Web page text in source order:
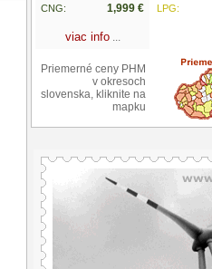
CNG: 1,999 €
viac info...
LPG:
Priemerné ceny PHM
v okresoch
slovenska, kliknite na
mapku